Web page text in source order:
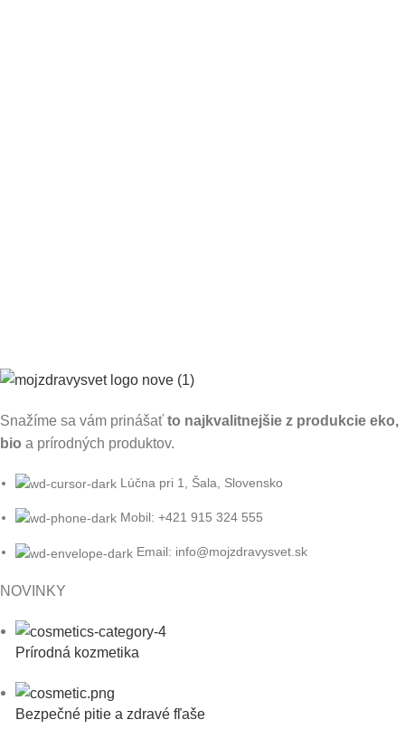
Snažíme sa vám prinášať to najkvalitnejšie z produkcie eko,
bio a prírodných produktov.
Lúčna pri 1, Šala, Slovensko
Mobil: +421 915 324 555
Email: info@mojzdravysvet.sk
NOVINKY
Prírodná kozmetika
Bezpečné pitie a zdravé fľaše